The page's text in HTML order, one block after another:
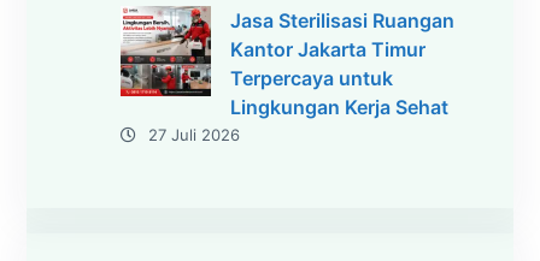
Jasa Sterilisasi Ruangan
Kantor Jakarta Timur
Terpercaya untuk
Lingkungan Kerja Sehat
27 Juli 2026